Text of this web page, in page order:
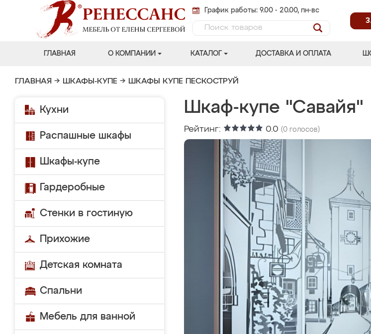
График работы: 9.00 - 20.00, пн-вс
ГЛАВНАЯ О КОМПАНИИ КАТАЛОГ ДОСТАВКА И ОПЛАТА
ГЛАВНАЯ → ШКАФЫ-КУПЕ → ШКАФЫ КУПЕ ПЕСКОСТРУЙ
Кухни
Распашные шкафы
Шкафы-купе
Гардеробные
Стенки в гостиную
Прихожие
Детская комната
Спальни
Мебель для ванной
Шкаф-купе "Савайя"
Рейтинг: 0.0 (0 голосов)